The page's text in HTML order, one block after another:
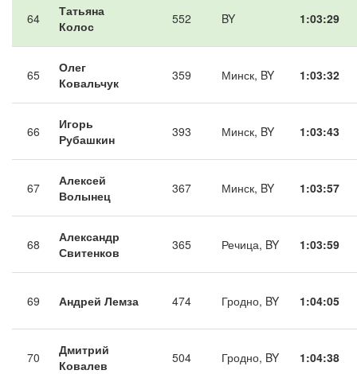
64
Татьяна
Колос
552 BY 1:03:29
65
Олег
Ковальчук
359 Минск, BY 1:03:32
66
Игорь
Рубашкин
393 Минск, BY 1:03:43
67
Алексей
Волынец
367 Минск, BY 1:03:57
68
Александр
Свитенков
365 Речица, BY 1:03:59
69 Андрей Лемза 474 Гродно, BY 1:04:05
70
Дмитрий
Ковалев
504 Гродно, BY 1:04:38